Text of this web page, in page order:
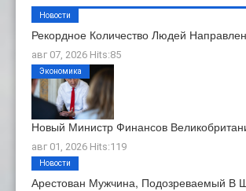
Рекордное Количество Людей
авг 07, 2026 Hits:85
Новости
Новый Министр Финансов
авг 01, 2026 Hits:119
Экономика
Арестован Мужчина, Подозреваемый В
Новости